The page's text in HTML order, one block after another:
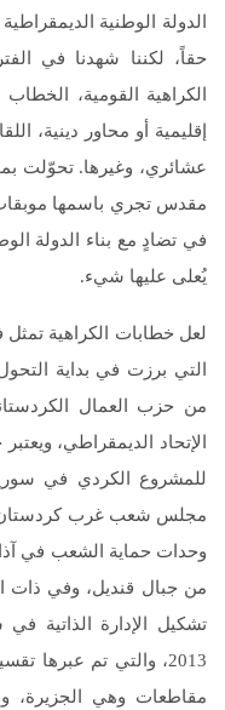
الدولة الوطنية
حقاً، لكننا شهدنا في
الكراهية القومية،
إقليمية أو محاور دينية،
عشائري، وغيرها. تحوّلت
مقدس تجري باسمها موبقات
في تضادٍ مع بناء الدولة
يُعلى عليها شيء.
لعل خطابات الكراهية
التي برزت في بداية
الإتحاد الديمقراطي،
للمشروع الكردي في
من جبال قنديل، وفي ذات
تشكيل الإدارة الذاتية
2013، والتي تم عبرها
مقاطعات وهي الجزيرة،